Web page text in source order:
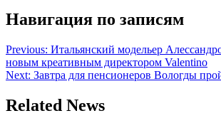
Навигация по записям
Previous: Итальянский модельер
новым креативным директором Valentino
Next: Завтра для пенсионеров Вологды
Related News